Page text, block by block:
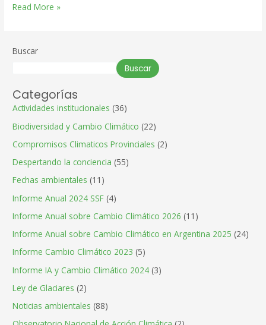
Ley
el
cuento
pipa
Read More »
Buscar
Buscar
Categorías
Actividades institucionales (36)
Biodiversidad y Cambio Climático (22)
Compromisos Climaticos Provinciales (2)
Despertando la conciencia (55)
Fechas ambientales (11)
Informe Anual 2024 SSF (4)
Informe Anual sobre Cambio Climático 2026 (11)
Informe Anual sobre Cambio Climático en Argentina 2025 (24)
Informe Cambio Climático 2023 (5)
Informe IA y Cambio Climático 2024 (3)
Ley de Glaciares (2)
Noticias ambientales (88)